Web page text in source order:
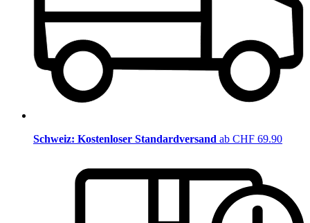
Schweiz: Kostenloser Standardversand ab CHF 69.90